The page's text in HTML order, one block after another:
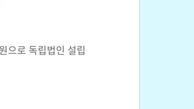
으로 독립법인 설립